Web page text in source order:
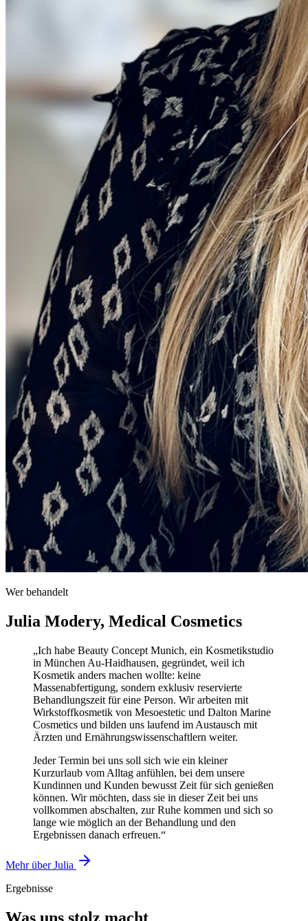
Wer behandelt
Julia Modery, Medical Cosmetics
„Ich habe Beauty Concept Munich, ein Kosmetikstudio
in München Au-Haidhausen, gegründet, weil ich
Kosmetik anders machen wollte: keine
Massenabfertigung, sondern exklusiv reservierte
Behandlungszeit für eine Person. Wir arbeiten mit
Wirkstoffkosmetik von Mesoestetic und Dalton Marine
Cosmetics und bilden uns laufend im Austausch mit
Ärzten und Ernährungswissenschaftlern weiter.
Jeder Termin bei uns soll sich wie ein kleiner
Kurzurlaub vom Alltag anfühlen, bei dem unsere
Kundinnen und Kunden bewusst Zeit für sich genießen
können. Wir möchten, dass sie in dieser Zeit bei uns
vollkommen abschalten, zur Ruhe kommen und sich so
lange wie möglich an der Behandlung und den
Ergebnissen danach erfreuen.“
Mehr über Julia
Ergebnisse
Was uns stolz macht